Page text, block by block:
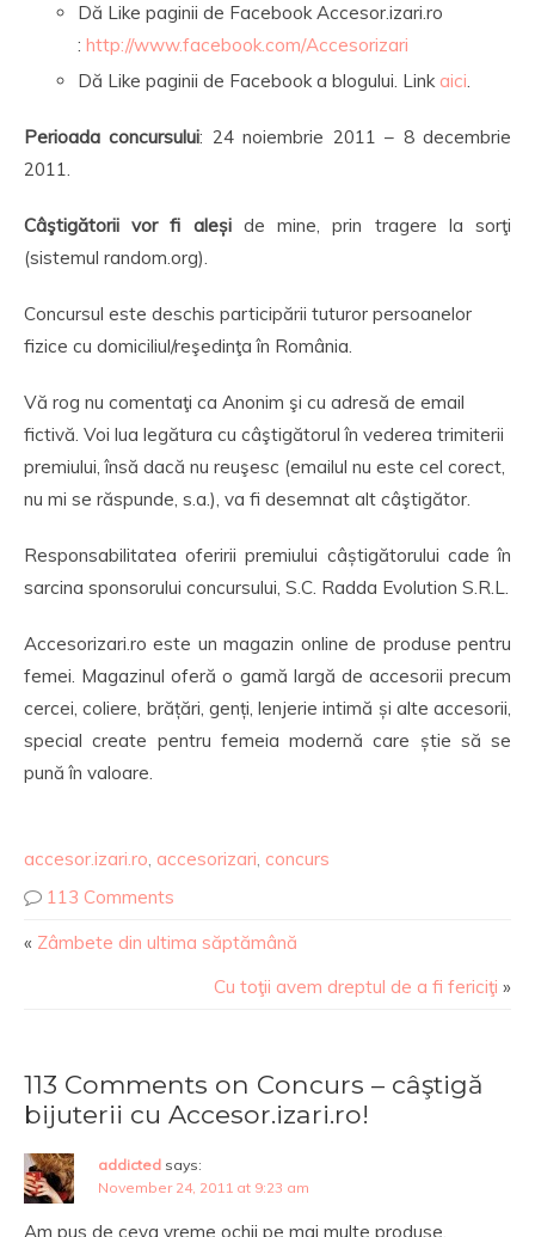
Dă Like paginii de Facebook Accesor.izari.ro
: http://www.facebook.com/Accesorizari
Dă Like paginii de Facebook a blogului. Link aici.
Perioada concursului: 24 noiembrie 2011 – 8 decembrie
2011.
Câştigătorii vor fi aleși de mine, prin tragere la sorţi
(sistemul random.org).
Concursul este deschis participării tuturor persoanelor
fizice cu domiciliul/reşedinţa în România.
Vă rog nu comentaţi ca Anonim şi cu adresă de email
fictivă. Voi lua legătura cu câştigătorul în vederea trimiterii
premiului, însă dacă nu reuşesc (emailul nu este cel corect,
nu mi se răspunde, s.a.), va fi desemnat alt câştigător.
Responsabilitatea oferirii premiului câștigătorului cade în
sarcina sponsorului concursului, S.C. Radda Evolution S.R.L.
Accesorizari.ro este un magazin online de produse pentru
femei. Magazinul oferă o gamă largă de accesorii precum
cercei, coliere, brățări, genți, lenjerie intimă și alte accesorii,
special create pentru femeia modernă care știe să se
pună în valoare.
accesor.izari.ro, accesorizari, concurs
113 Comments
« Zâmbete din ultima săptămână
Cu toţii avem dreptul de a fi fericiţi »
113 Comments on Concurs – câştigă
bijuterii cu Accesor.izari.ro!
addicted says:
November 24, 2011 at 9:23 am
Am pus de ceva vreme ochii pe mai multe produse,